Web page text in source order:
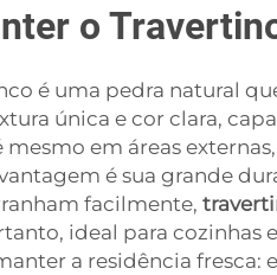
o
é uma pedra natural
única e cor clara,
mesmo em áreas
é sua grande
facilmente,
ideal para
a residência